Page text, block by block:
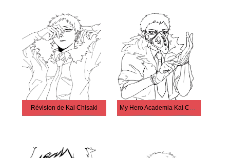
Révision de Kai Chisaki My Hero Academia Kai Chisaki